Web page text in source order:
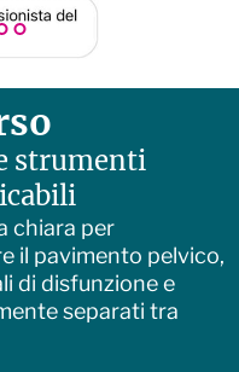
strumenti
chiara per
il pavimento pelvico,
di disfunzione e
separati tra